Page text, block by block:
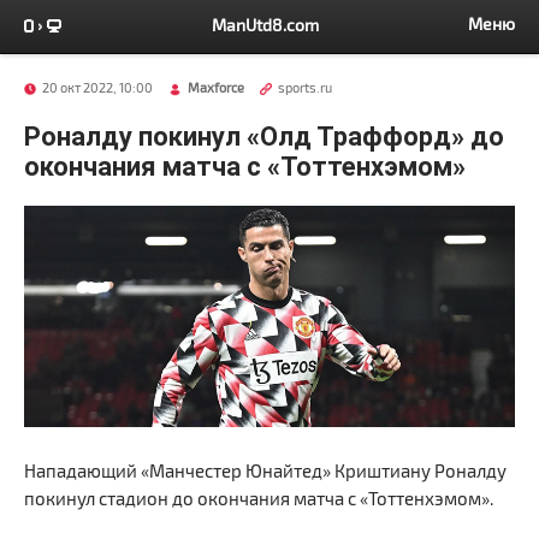
ManUtd8.com Меню
20 окт 2022, 10:00 Maxforce sports.ru
Роналду покинул «Олд Траффорд» до
окончания матча с «Тоттенхэмом»
Нападающий «Манчестер Юнайтед» Криштиану Роналду
покинул стадион до окончания матча с «Тоттенхэмом».